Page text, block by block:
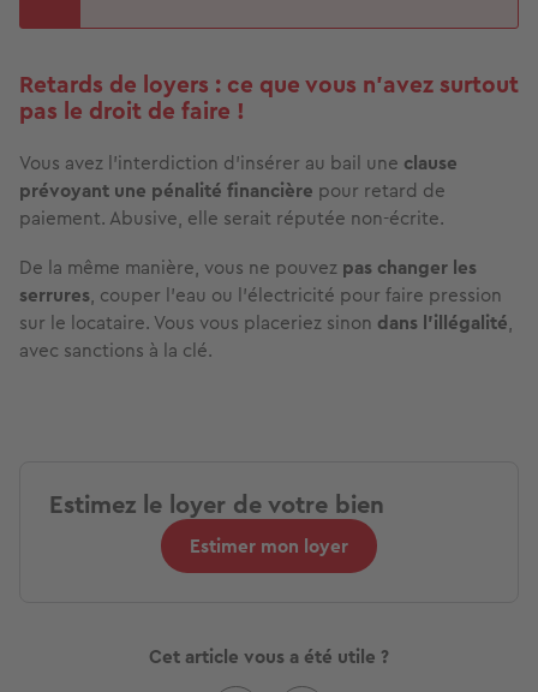
Retards de loyers : ce que vous n’avez surtout
pas le droit de faire !
Vous avez l’interdiction d’insérer au bail une clause
prévoyant une pénalité financière pour retard de
paiement. Abusive, elle serait réputée non-écrite.
De la même manière, vous ne pouvez pas changer les
serrures, couper l’eau ou l’électricité pour faire pression
sur le locataire. Vous vous placeriez sinon dans l’illégalité,
avec sanctions à la clé.
Estimez le loyer de votre bien
Estimer mon loyer
Cet article vous a été utile ?